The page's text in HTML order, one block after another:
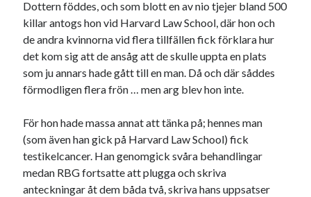
Dottern föddes, och som blott en av nio tjejer bland 500
killar antogs hon vid Harvard Law School, där hon och
de andra kvinnorna vid flera tillfällen fick förklara hur
det kom sig att de ansåg att de skulle uppta en plats
som ju annars hade gått till en man. Då och där såddes
förmodligen flera frön … men arg blev hon inte.
För hon hade massa annat att tänka på; hennes man
(som även han gick på Harvard Law School) fick
testikelcancer. Han genomgick svåra behandlingar
medan RBG fortsatte att plugga och skriva
anteckningar åt dem båda två, skriva hans uppsatser